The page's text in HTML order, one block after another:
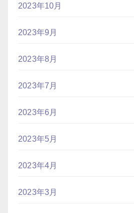
2023年10月
2023年9月
2023年8月
2023年7月
2023年6月
2023年5月
2023年4月
2023年3月